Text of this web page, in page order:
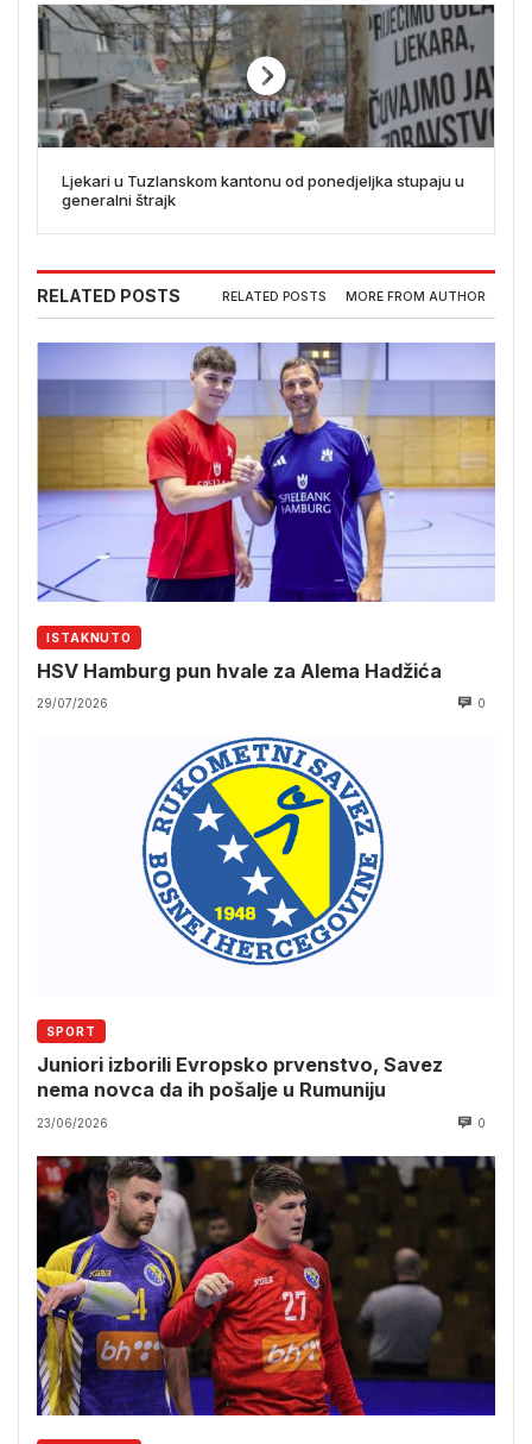
Ljekari u Tuzlanskom kantonu od ponedjeljka stupaju u
generalni štrajk
RELATED POSTS RELATED POSTS MORE FROM AUTHOR
ISTAKNUTO
HSV Hamburg pun hvale za Alema Hadžića
29/07/2026 0
SPORT
Juniori izborili Evropsko prvenstvo, Savez
nema novca da ih pošalje u Rumuniju
23/06/2026 0